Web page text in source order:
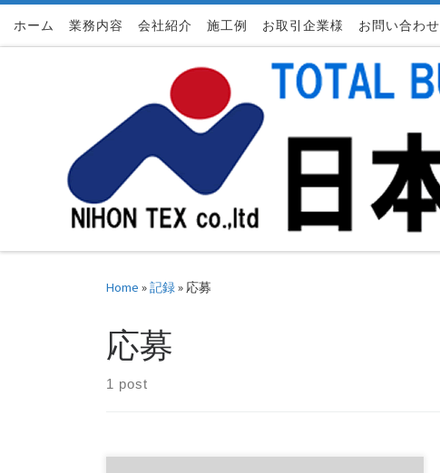
Skip to content
ホーム 業務内容 会社紹介 施工例 お取引企業様 お問い合わせ
Home »記録» 応募
応募
1 post